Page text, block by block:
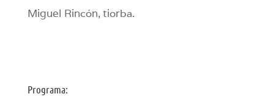
Miguel Rincón, tiorba.
Programa: